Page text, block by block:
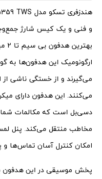
و فنی و یک کیس شارژ
ارگونومیک این هدفون‌ها به
می‌گیرند و از خستگی ناشی
دسی‌بل است که مکالمات شما
مخاطب منتقل می‌کند. پنل
امکان کنترل آسان تماس‌ها